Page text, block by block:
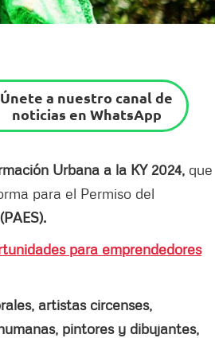
Únete a nuestro canal de
noticias en WhatsApp
Urbana a la KY 2024, que
para el Permiso del
para emprendedores
artistas circenses,
pintores y dibujantes,